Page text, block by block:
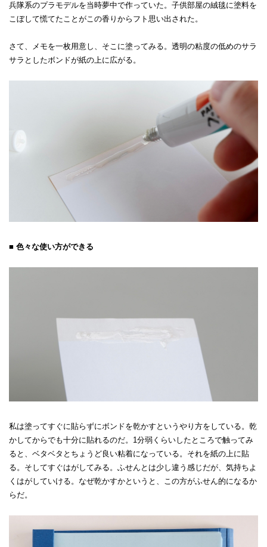
兵隊系のプラモデルを当時夢中で作っていた。子供部屋の絨毯に塗料を
こぼして慌てたことがこの香りからフト思い出された。
さて、メモを一枚用意し、そこに塗ってみる。透明の粘度の低めのサラ
サラとしたボンドが紙の上に広がる。
■ 色々な使い方ができる
私は塗ってすぐに貼らずにボンドを乾かすというやり方をしている。乾
かしてからでも十分に貼れるのだ。1分弱くらいしたところで触ってみ
ると、ベタベタとちょうど良い粘着になっている。それを紙の上に貼
る。そしてすぐはがしてみる。ふせんとは少し違う感じだが、気持ちよ
くはがしていける。なぜ乾かすかというと、この方がふせん的になるか
らだ。